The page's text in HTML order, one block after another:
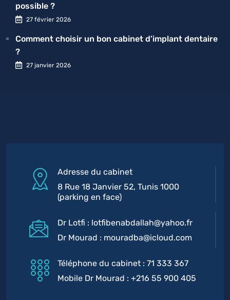
possible ?
27 février 2026
Comment choisir un bon cabinet d’implant dentaire
?
27 janvier 2026
Adresse du cabinet
8 Rue 18 Janvier 52, Tunis 1000
(parking en face)
Dr Lotfi : lotfibenabdallah@yahoo.fr
Dr Mourad : mouradba@icloud.com
Téléphone du cabinet : 71 333 367
Mobile Dr Mourad : +216 55 900 405